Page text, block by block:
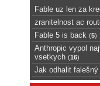
Fable uz len za
zranitelnost ac
Fable 5 is back (5)
Anthropic vypol
vsetkych (16)
Jak odhalit